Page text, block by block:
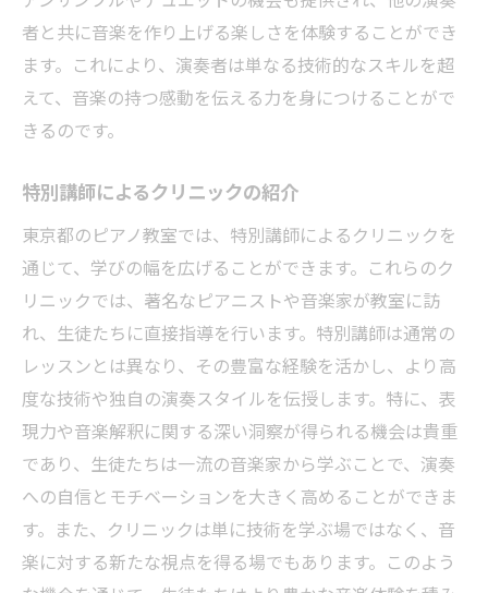
者と共に音楽を作り上げる楽しさを体験することができ
ます。これにより、演奏者は単なる技術的なスキルを超
えて、音楽の持つ感動を伝える力を身につけることがで
きるのです。
特別講師によるクリニックの紹介
東京都のピアノ教室では、特別講師によるクリニックを
通じて、学びの幅を広げることができます。これらのク
リニックでは、著名なピアニストや音楽家が教室に訪
れ、生徒たちに直接指導を行います。特別講師は通常の
レッスンとは異なり、その豊富な経験を活かし、より高
度な技術や独自の演奏スタイルを伝授します。特に、表
現力や音楽解釈に関する深い洞察が得られる機会は貴重
であり、生徒たちは一流の音楽家から学ぶことで、演奏
への自信とモチベーションを大きく高めることができま
す。また、クリニックは単に技術を学ぶ場ではなく、音
楽に対する新たな視点を得る場でもあります。このよう